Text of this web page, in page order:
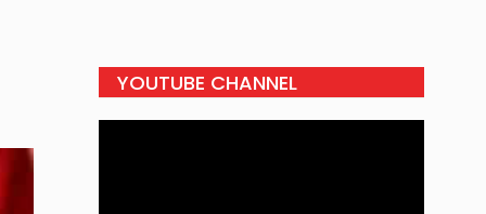
YOUTUBE CHANNEL